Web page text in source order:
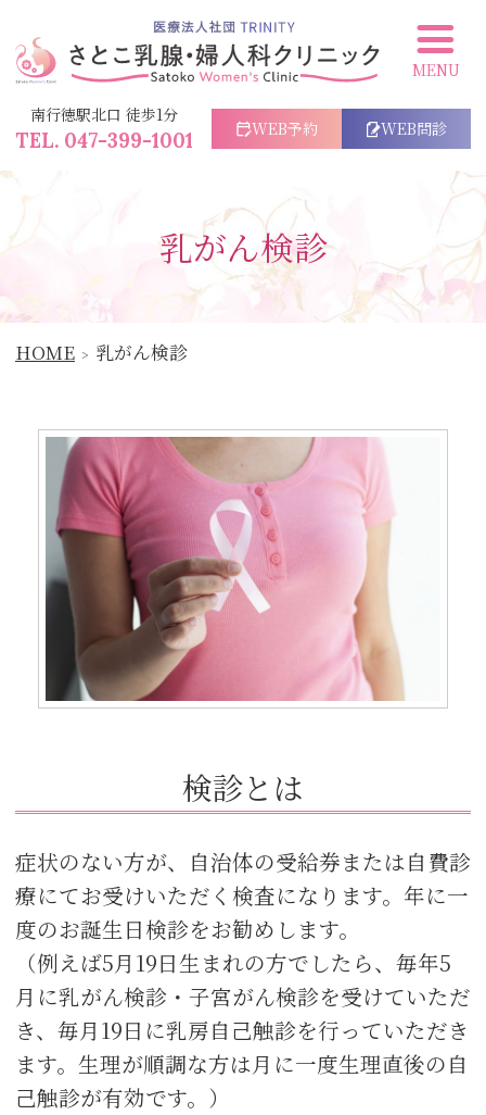
さとこ乳腺・婦人科クリニック
南行徳駅北口 徒歩1分
047-399-1001 WEB予約 WEB問診
HOME 乳がん検診
乳がん検診
検診とは
症状のない方が、自治体の受給券または自費診
療にてお受けいただく検査になります。年に一
度のお誕生日検診をお勧めします。
（例えば5月19日生まれの方でしたら、毎年5
月に乳がん検診・子宮がん検診を受けていただ
き、毎月19日に乳房自己触診を行っていただき
ます。生理が順調な方は月に一度生理直後の自
己触診が有効です。）